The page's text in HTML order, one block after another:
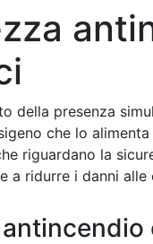
della presenza
che lo
riguardano la
a ridurre i danni alle